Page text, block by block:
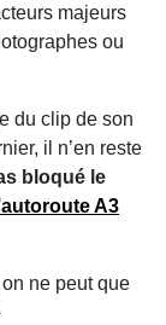
majeurs
ou
du clip de son
il n’en reste
bloqué le
A3
ne peut que